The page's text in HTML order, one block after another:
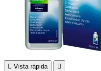
 Vista rápida 